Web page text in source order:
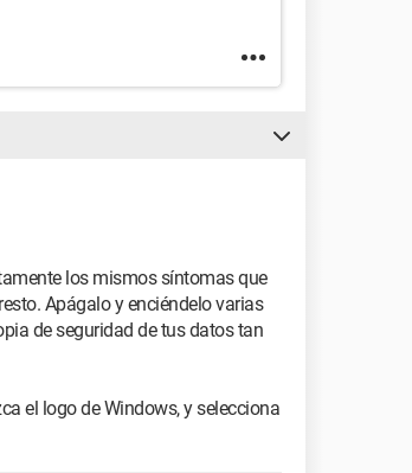
los mismos síntomas que
Apágalo y enciéndelo varias
de seguridad de tus datos tan
el logo de Windows, y selecciona